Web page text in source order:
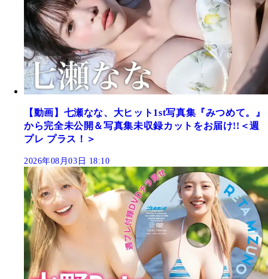
【動画】七瀬なな、大ヒット1st写真集『みつめて。』
から完全未公開＆写真集未収録カットをお届け!!＜週
プレ プラス！＞
2026年08月03日 18:10